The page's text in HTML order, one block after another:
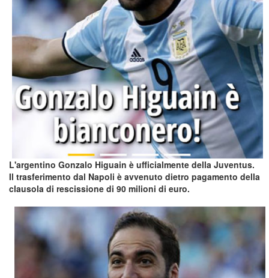
L'argentino Gonzalo Higuain è ufficialmente della Juventus.
Il trasferimento dal Napoli è avvenuto dietro pagamento della
clausola di rescissione di 90 milioni di euro.